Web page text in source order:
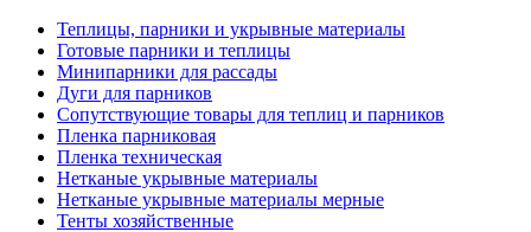
Теплицы, парники и укрывные материалы
Готовые парники и теплицы
Минипарники для рассады
Дуги для парников
Сопутствующие товары для теплиц и парников
Пленка парниковая
Пленка техническая
Нетканые укрывные материалы
Нетканые укрывные материалы мерные
Тенты хозяйственные